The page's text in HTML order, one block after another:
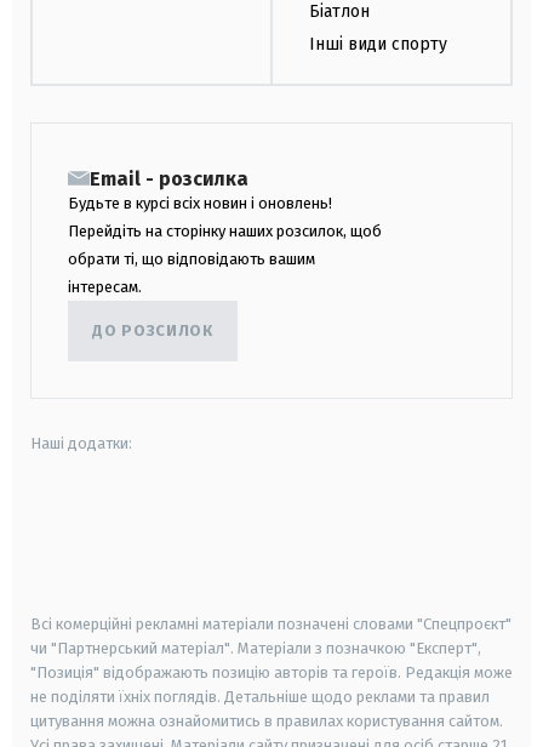
Біатлон
Інші види спорту
Email - розсилка
Будьте в курсі всіх новин і оновлень!
Перейдіть на сторінку наших розсилок, щоб
обрати ті, що відповідають вашим
інтересам.
ДО РОЗСИЛОК
Наші додатки:
Всі комерційні рекламні матеріали позначені словами "Спецпроєкт"
чи "Партнерський матеріал". Матеріали з позначкою "Експерт",
"Позиція" відображають позицію авторів та героїв. Редакція може
не поділяти їхніх поглядів. Детальніше щодо реклами та правил
цитування можна ознайомитись в правилах користування сайтом.